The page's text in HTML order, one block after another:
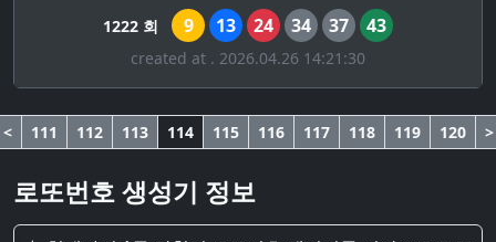
1222 회 9 13 24 34 37 43
created at . 2026.04.26 14:21:30
< 111 112 113 114 115 116 117 118 119 120 >
로또번호 생성기 정보